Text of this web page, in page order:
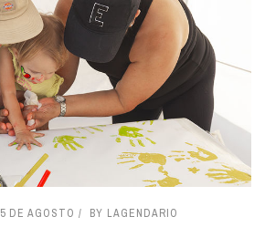
5 DE AGOSTO BY LAGENDARIO